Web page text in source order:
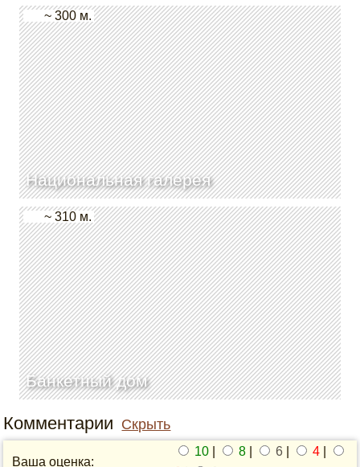
Национальная галерея
~ 300 м.
Банкетный дом
~ 310 м.
Комментарии Скрыть
Ваша оценка:
10 8 6 4